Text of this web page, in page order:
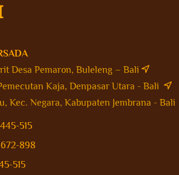
Desa Pemaron, Buleleng – Bali
Kaja, Denpasar Utara - Bali
Kec. Negara, Kabupaten Jembrana - Bali
515
898
515